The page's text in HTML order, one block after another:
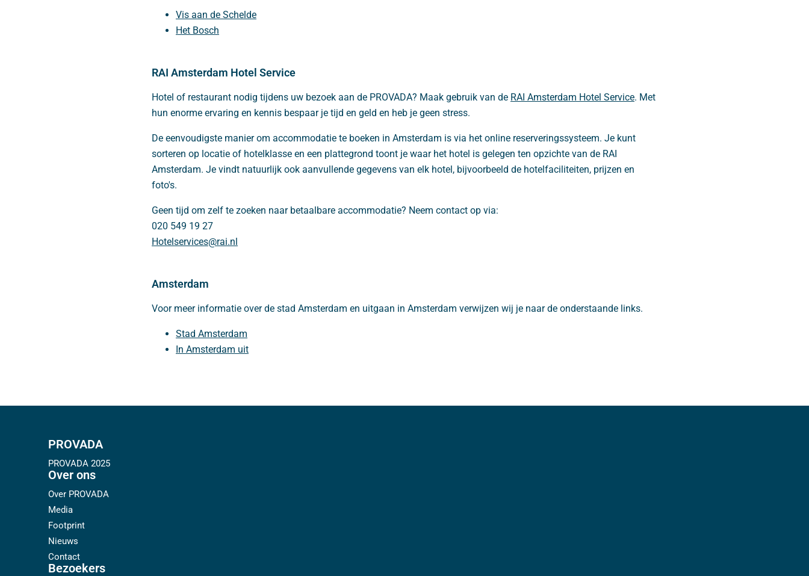
Vis aan de Schelde
Het Bosch
RAI Amsterdam Hotel Service
Hotel of restaurant nodig tijdens uw bezoek aan de PROVADA? Maak gebruik van de RAI Amsterdam Hotel Service. Met
hun enorme ervaring en kennis bespaar je tijd en geld en heb je geen stress.
De eenvoudigste manier om accommodatie te boeken in Amsterdam is via het online reserveringssysteem. Je kunt
sorteren op locatie of hotelklasse en een plattegrond toont je waar het hotel is gelegen ten opzichte van de RAI
Amsterdam. Je vindt natuurlijk ook aanvullende gegevens van elk hotel, bijvoorbeeld de hotelfaciliteiten, prijzen en
foto's.
Geen tijd om zelf te zoeken naar betaalbare accommodatie? Neem contact op via:
020 549 19 27
Hotelservices@rai.nl
Amsterdam
Voor meer informatie over de stad Amsterdam en uitgaan in Amsterdam verwijzen wij je naar de onderstaande links.
Stad Amsterdam
In Amsterdam uit
PROVADA
PROVADA 2025
Over ons
Over PROVADA
Media
Footprint
Nieuws
Contact
Bezoekers